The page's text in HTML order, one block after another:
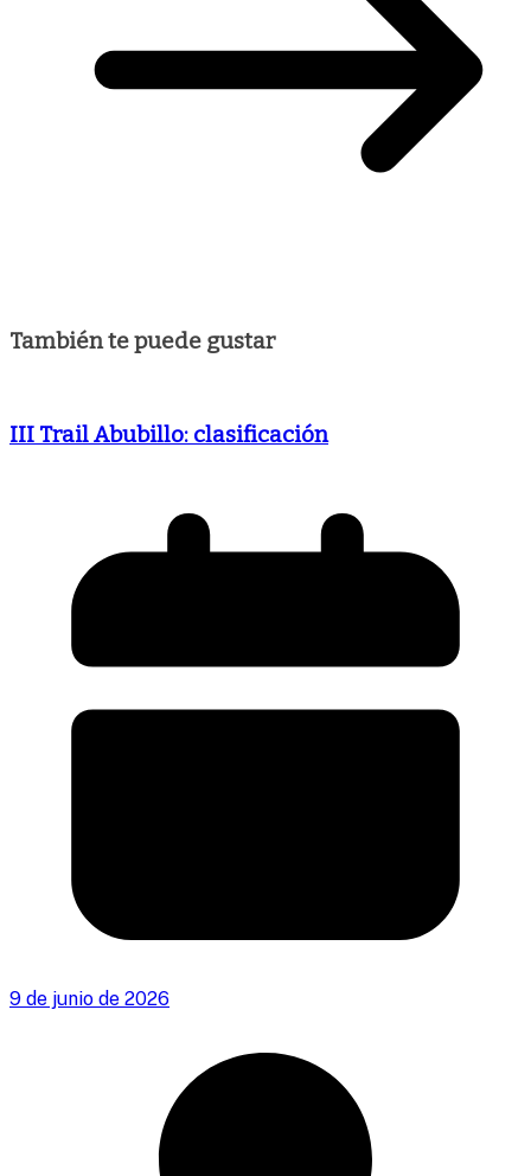
También te puede gustar
III Trail Abubillo: clasificación
9 de junio de 2026